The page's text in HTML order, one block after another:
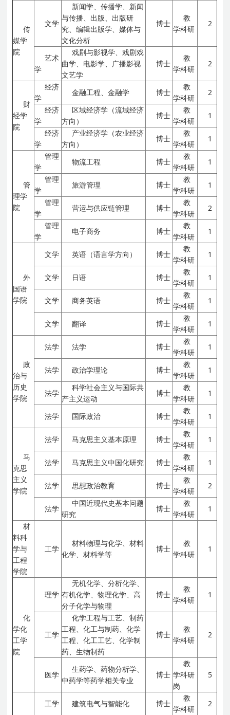
传
媒学
院
文学
新闻学、传播学、新闻
与传播、出版、出版研
究、编辑出版学、媒体与
文化分析
博士
教
学科研
2
艺术
学
戏剧与影视学、戏剧戏
曲学、电影学、广播影视
文艺学
博士
教
学科研
2
财
经学
院
经济
学
金融工程、金融学 博士
教
学科研
2
经济
学
区域经济学（流域经济
方向）
博士
教
学科研
1
经济
学
产业经济学（农业经济
方向）
博士
教
学科研
1
管
理学
院
管理
学
物流工程 博士
教
学科研
1
管理
学
旅游管理 博士
教
学科研
1
管理
学
营运与供应链管理 博士
教
学科研
2
管理
学
电子商务 博士
教
学科研
1
外
国语
学院
文学 英语（语言学方向） 博士
教
学科研
1
文学 日语 博士
教
学科研
1
文学 商务英语 博士
教
学科研
1
文学 翻译 博士
教
学科研
1
政
治与
历史
学院
法学 法学 博士
教
学科研
1
法学 政治学理论 博士
教
学科研
1
法学
科学社会主义与国际共
产主义运动
博士
教
学科研
1
法学 国际政治 博士
教
学科研
1
马
克思
主义
学院
法学 马克思主义基本原理 博士
教
学科研
1
法学 马克思主义中国化研究 博士
教
学科研
1
法学 思想政治教育 博士
教
学科研
2
法学
中国近现代史基本问题
研究
博士
教
学科研
1
材
料科
学与
工程
学院
工学
材料物理与化学、材料
化学、材料学等
博士
教
学科研
1
化
学化
工学
院
理学
无机化学、分析化学、
有机化学、物理化学、高
分子化学与物理
博士
教
学科研
1
工学
化学工程与工艺、制药
工程、化工与制药、化学
工程、化工工艺、化学制
药、生物制药
博士
教
学科研
2
医学
生药学、药物分析学、
中药学等药学相关专业
博士
教
学科研
岗
5
工学 建筑电气与智能化 博士
教
学科研
2